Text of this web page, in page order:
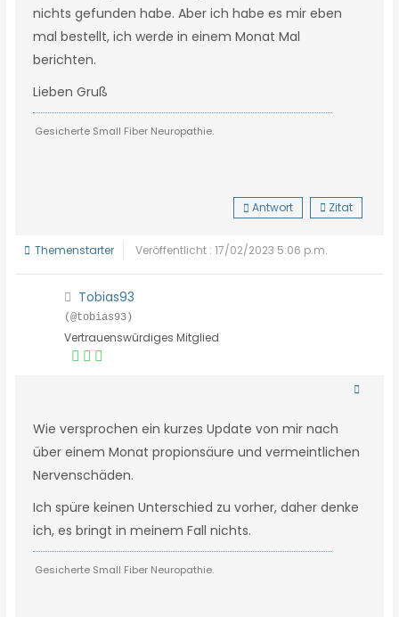
nichts gefunden habe. Aber ich habe es mir eben
mal bestellt, ich werde in einem Monat Mal
berichten.
Lieben Gruß
Gesicherte Small Fiber Neuropathie.
Antwort Zitat
Themenstarter Veröffentlicht : 17/02/2023 5:06 p.m.
Tobias93
(@tobias93)
Vertrauenswürdiges Mitglied
Wie versprochen ein kurzes Update von mir nach
über einem Monat propionsäure und vermeintlichen
Nervenschäden.
Ich spüre keinen Unterschied zu vorher, daher denke
ich, es bringt in meinem Fall nichts.
Gesicherte Small Fiber Neuropathie.